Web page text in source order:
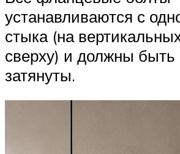
устанавливаются с
стыка (на
сверху) и должны быть
затянуты.